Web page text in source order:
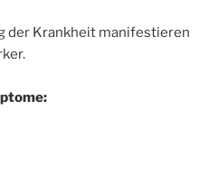
der Krankheit manifestieren